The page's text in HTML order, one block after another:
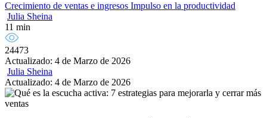
Crecimiento de ventas e ingresos Impulso en la productividad
Julia Sheina
11 min
24473
Actualizado: 4 de Marzo de 2026
Julia Sheina
Actualizado: 4 de Marzo de 2026